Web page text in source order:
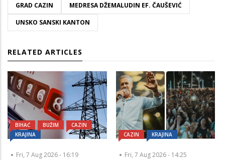
GRAD CAZIN
MEDRESA DŽEMALUDIN EF. ČAUŠEVIĆ
UNSKO SANSKI KANTON
RELATED ARTICLES
BIHAĆ BUŽIM
CAZIN
KRAJINA
Fri, 7 Aug 2026 - 16:19
CAZIN KRAJINA
Fri, 7 Aug 2026 - 14:25